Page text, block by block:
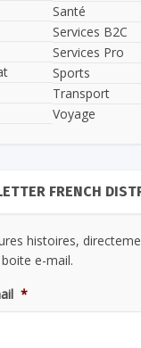
Santé
Services B2C
Services Pro
Sports
Transport
Voyage
FRENCH
histoires,
e-mail.
*